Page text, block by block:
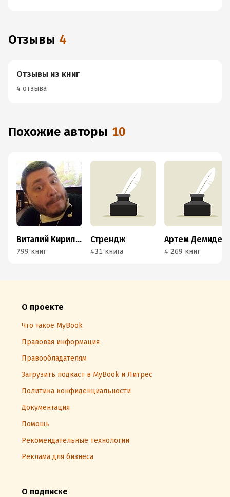
Отзывы 4
Отзывы из книг
4 отзыва
Похожие авторы 10
Виталий Кириллов
799 книг
Стрендж
431 книга 4 269 книг
О проекте
Что такое MyBook
Правовая информация
Правообладателям
Загрузить подкаст в MyBook и Литрес
Политика конфиденциальности
Документация
Помощь
Рекомендательные технологии
Реклама для бизнеса
О подписке